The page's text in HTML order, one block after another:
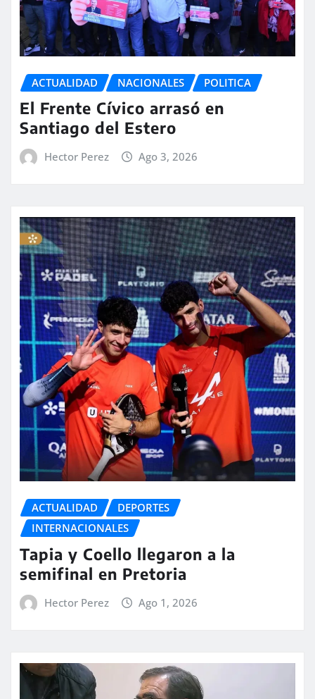
ACTUALIDAD NACIONALES POLITICA
El Frente Cívico arrasó en
Santiago del Estero
Hector Perez Ago 3, 2026
ACTUALIDAD
DEPORTES
INTERNACIONALES
Tapia y Coello llegaron a la
semifinal en Pretoria
Hector Perez Ago 1, 2026